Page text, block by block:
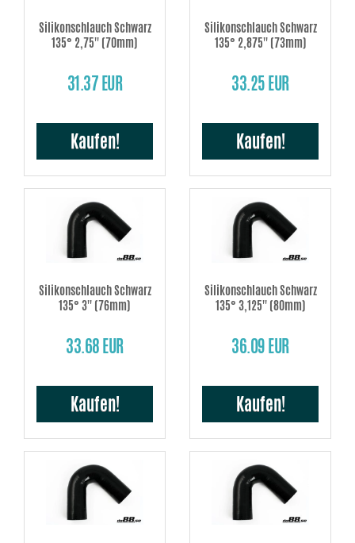
Silikonschlauch Schwarz
135° 2,75'' (70mm)
31.37 EUR
Kaufen!
Silikonschlauch Schwarz
135° 2,875'' (73mm)
33.25 EUR
Kaufen!
Silikonschlauch Schwarz
135° 3'' (76mm)
33.68 EUR
Kaufen!
Silikonschlauch Schwarz
135° 3,125'' (80mm)
36.09 EUR
Kaufen!